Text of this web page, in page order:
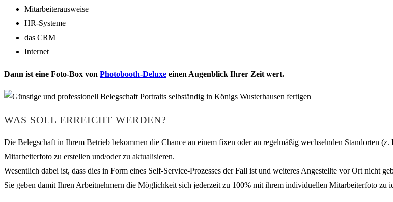
Mitarbeiterausweise
HR-Systeme
das CRM
Internet
Dann ist eine Foto-Box von Photobooth-Deluxe einen Augenblick Ihrer Zeit wert.
WAS SOLL ERREICHT WERDEN?
Die Belegschaft in Ihrem Betrieb bekommen die Chance an einem fixen oder an regelmäßig wechselnden Standorten
Mitarbeiterfoto zu erstellen und/oder zu aktualisieren.
Wesentlich dabei ist, dass dies in Form eines Self-Service-Prozesses der Fall ist und weiteres Angestellte vor Ort nicht
Sie geben damit Ihren Arbeitnehmern die Möglichkeit sich jederzeit zu 100% mit ihrem individuellen Mitarbeiterfoto zu